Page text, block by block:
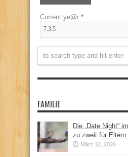
Current ye@r *
FAMILIE
Die „Date Night“
zu zweit für
März 12, 2026